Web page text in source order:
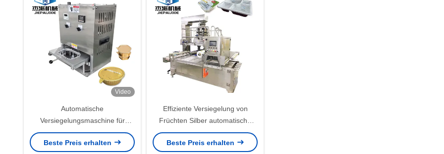
Video
Automatische
Versiegelungsmaschine für
Aluminiumfolie
Beste Preis erhalten
Effiziente Versiegelung von
Früchten Silber automatische
Tray Versiegelungsmaschine mit
Vakuumsystem
Beste Preis erhalten